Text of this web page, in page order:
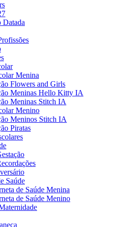
Datada
Menina
Flowers and Girls
Meninas Hello Kitty IA
Meninas Stitch IA
Menino
Meninos Stitch IA
Piratas
Saúde
de Saúde Menina
de Saúde Menino